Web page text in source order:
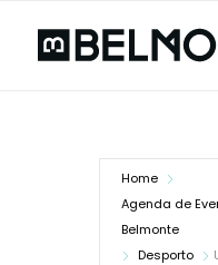
Home
Agenda de
Belmonte
Desporto